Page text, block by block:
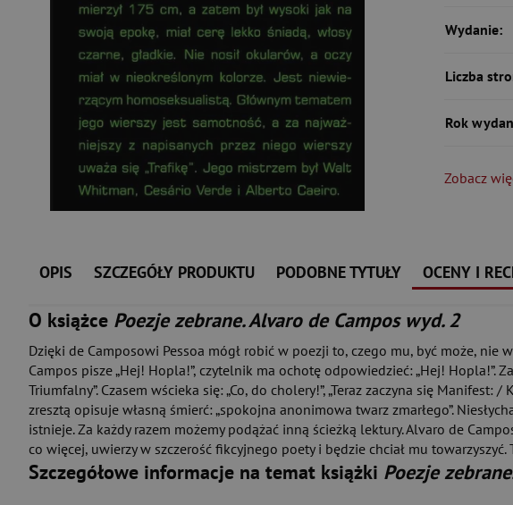
Wydanie:
Liczba
Rok
Zobacz
OPIS SZCZEGÓŁY PRODUKTU PODOBNE TYTUŁY OCENY I
O książce Poezje zebrane. Alvaro de Campos wyd. 2
Dzięki de Camposowi Pessoa mógł robić w poezji to, czego mu, być może, nie
Campos pisze „Hej! Hopla!”, czytelnik ma ochotę odpowiedzieć: „Hej!
Triumfalny”. Czasem wścieka się: „Co, do cholery!”, „Teraz zaczyna się
zresztą opisuje własną śmierć: „spokojna anonimowa twarz zmarłego”.
istnieje. Za każdy razem możemy podążać inną ścieżką lektury. Alvaro de
co więcej, uwierzy w szczerość fikcyjnego poety i będzie chciał mu
Szczegółowe informacje na temat książki Poezje